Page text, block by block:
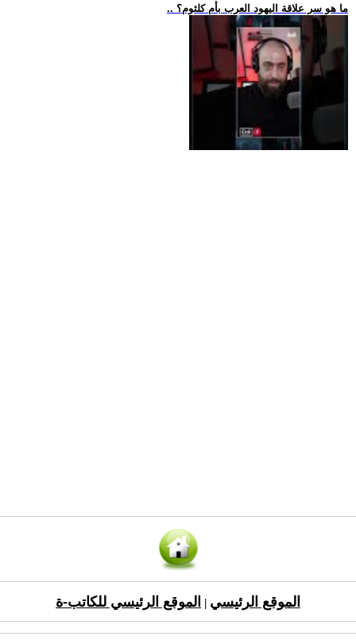
.. ما هو سر علاقة اليهود العرب بأم كلثوم؟
الموقع الرئيسي الموقع الرئيسي للكاتب-ة